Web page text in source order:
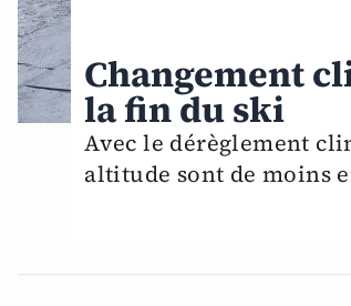
Changement
la fin du ski
Avec le dérèglement
altitude sont de moins